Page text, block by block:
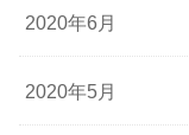
2020年6月
2020年5月